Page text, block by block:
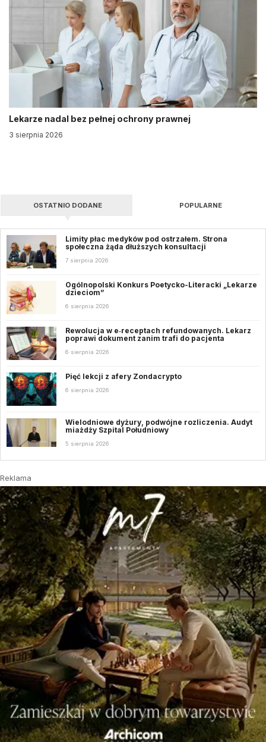
Lekarze nadal bez pełnej ochrony prawnej
3 sierpnia 2026
OSTATNIO DODANE POPULARNE
Limity płac medyków pod ostrzałem. Strona
społeczna żąda dłuższych konsultacji
7 sierpnia 2026
Ogólnopolski Konkurs Poetycko-Literacki „Lekarze
dzieciom”
6 sierpnia 2026
Rewolucja w e‑receptach refundowanych. Lekarz
poprawi dokument zanim trafi do pacjenta
6 sierpnia 2026
Pięć lekcji z afery Zondacrypto
6 sierpnia 2026
Wielodniowe dyżury, podwójne rozliczenia. Audyt
miażdży Szpital Południowy
5 sierpnia 2026
Reklama